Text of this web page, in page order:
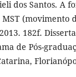
dos Santos. A
(movimento
182f.
de Pós-